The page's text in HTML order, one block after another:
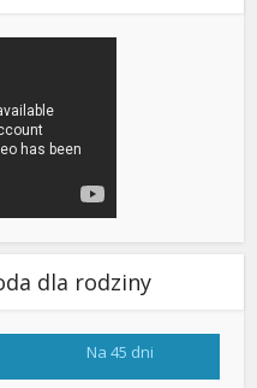
dla rodziny
Na 45 dni